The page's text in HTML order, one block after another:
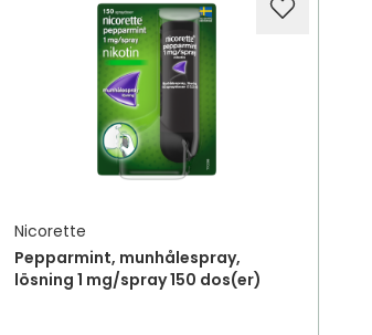
Nicorette
Pepparmint, munhålespray,
lösning 1 mg/spray 150 dos(er)